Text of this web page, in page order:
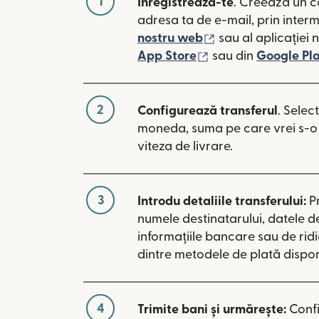
Înregistrează-te. Creează un
adresa ta de e-mail, prin
nostru web
(se deschide
sau al aplicației
App Store
(se deschide într-
sau din Google
2 Configurează transferul .
moneda, suma pe care vrei s-
viteza de livrare.
3 Introdu detaliile transferului:
numele destinatarului, datele
informațiile bancare sau de
dintre metodele de plată
4 Trimite bani și urmărește: